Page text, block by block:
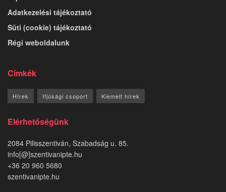
Adatkezelési tájékoztató
Süti (cookie) tájékoztató
Régi weboldalunk
Címkék
Hírek Ifjúsági csoport Kiemelt hírek
Elérhetőségünk
2084 Pilisszentiván, Szabadság u. 85.
info[@]szentivanipte.hu
+36 20 960 5680
szentivanipte.hu